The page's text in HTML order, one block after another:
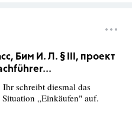
Бим И. Л. § III, проект
schreibt diesmal das
„Einkäufen" auf.